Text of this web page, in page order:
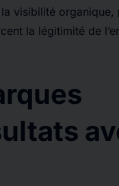
visibilité organique,
la légitimité de